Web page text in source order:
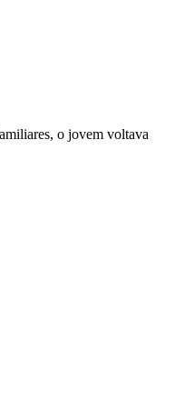
o jovem voltava